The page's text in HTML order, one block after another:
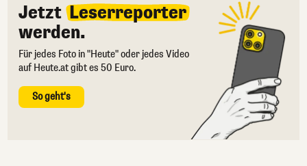
Jetzt Leserreporter
werden.
Für jedes Foto in "Heute" oder jedes Video
auf Heute.at gibt es 50 Euro.
So geht's